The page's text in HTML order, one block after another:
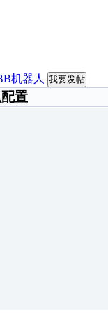
机器人 我要发帖
置